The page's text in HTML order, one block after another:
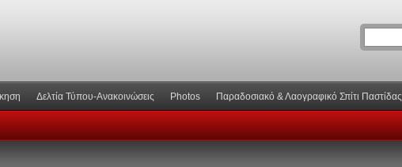
Δελτία Τύπου-Ανακοινώσεις Photos Παραδοσιακό & Λαογραφικό Σπίτι Παστίδας